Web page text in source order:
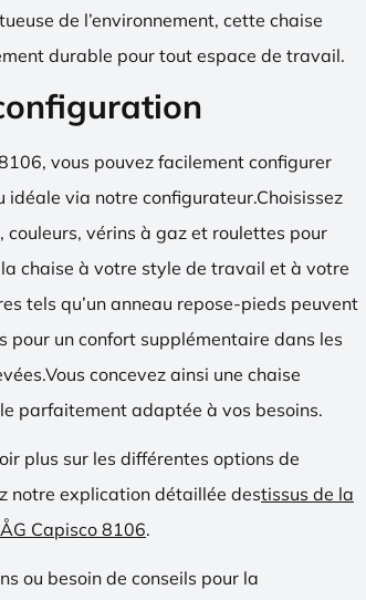
de l’environnement, cette chaise
durable pour tout espace de travail.
vous pouvez facilement configurer
idéale via notre configurateur.Choisissez
vérins à gaz et roulettes pour
chaise à votre style de travail et à votre
tels qu’un anneau repose-pieds peuvent
pour un confort supplémentaire dans les
concevez ainsi une chaise
parfaitement adaptée à vos besoins.
plus sur les différentes options de
notre explication détaillée destissus de la
Capisco 8106.
ou besoin de conseils pour la